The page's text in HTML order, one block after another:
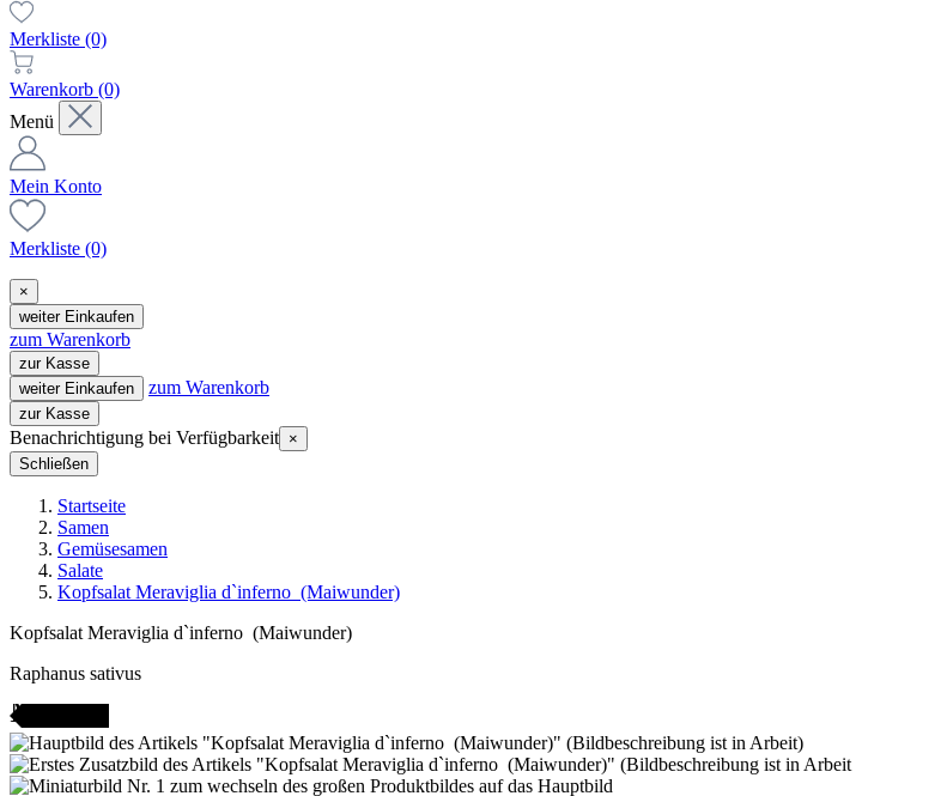
Merkliste (0)
Warenkorb (0)
Menü
Mein Konto
Merkliste (0)
×
weiter Einkaufen
zum Warenkorb
zur Kasse
weiter Einkaufen
zum Warenkorb
zur Kasse
Benachrichtigung bei Verfügbarkeit ×
Schließen
Startseite
Samen
Gemüsesamen
Salate
Kopfsalat Meraviglia d`inferno (Maiwunder)
Kopfsalat Meraviglia d`inferno (Maiwunder)
Raphanus sativus